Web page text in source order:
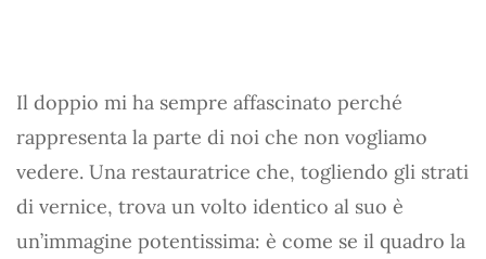
Il doppio mi ha sempre affascinato perché
rappresenta la parte di noi che non vogliamo
vedere. Una restauratrice che, togliendo gli strati
di vernice, trova un volto identico al suo è
un’immagine potentissima: è come se il quadro la